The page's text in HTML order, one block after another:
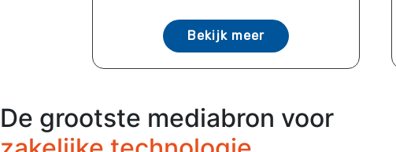
Bekijk meer
De grootste mediabron voor